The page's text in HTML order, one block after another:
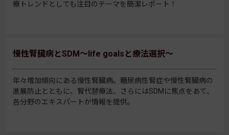
療トレンドとしても注目のテーマを簡潔レポート！
慢性腎臓病とSDM～life goalsと療法選択～
年々増加傾向にある慢性腎臓病。糖尿病性腎症や慢性腎臓病の
進展防止とともに、腎代替療法、さらにはSDMに焦点をあて、
各分野のエキスパートが情報を提供。